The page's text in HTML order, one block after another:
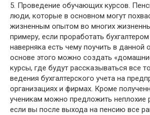
5. Проведение обучающих курсов.
люди, которые в основном могут
жизненным опытом во многих
примеру, если проработать
наверняка есть чему поучить в данной
основе этого можно создать
курсы, где будут рассказываться все
ведения бухгалтерского учета на
организациях и фирмах. Кроме
ученикам можно предложить неплохие
если вы после выхода на пенсию все